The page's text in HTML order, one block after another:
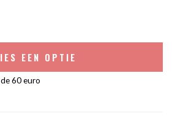
EEN OPTIE
60 euro